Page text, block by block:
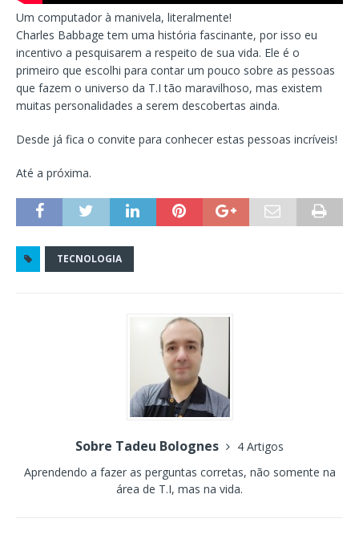
Um computador à manivela, literalmente!
Charles Babbage tem uma história fascinante, por isso eu
incentivo a pesquisarem a respeito de sua vida. Ele é o
primeiro que escolhi para contar um pouco sobre as pessoas
que fazem o universo da T.I tão maravilhoso, mas existem
muitas personalidades a serem descobertas ainda.
Desde já fica o convite para conhecer estas pessoas incríveis!
Até a próxima.
TECNOLOGIA
Sobre Tadeu Bolognes
4 Artigos
Aprendendo a fazer as perguntas corretas, não somente na
área de T.I, mas na vida.